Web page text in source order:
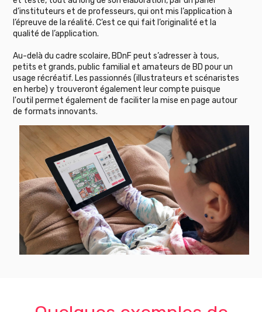
d’instituteurs et de professeurs, qui ont mis l’application à
l’épreuve de la réalité. C’est ce qui fait l’originalité et la
qualité de l’application.
Au-delà du cadre scolaire, BDnF peut s’adresser à tous,
petits et grands, public familial et amateurs de BD pour un
usage récréatif. Les passionnés (illustrateurs et scénaristes
en herbe) y trouveront également leur compte puisque
l'outil permet également de faciliter la mise en page autour
de formats innovants.